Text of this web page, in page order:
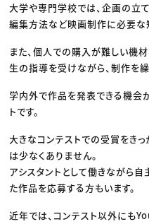
大学や専門学校では、企画の立て
編集方法など映画制作に必要な
また、個人での購入が難しい機
生の指導を受けながら、制作を繰
学内外で作品を発表できる機会
トです。
大きなコンテストでの受賞をき
は少なくありません。
アシスタントとして働きながら
た作品を応募する方もいます。
近年では、コンテスト以外にも